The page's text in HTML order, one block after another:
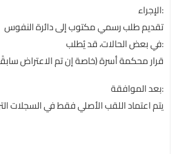
الإجراء:
تقديم طلب رسمي مكتوب إلى دائرة النفوس
في بعض الحالات، قد يُطلب:
قرار محكمة أسرة (خاصة إن تم الاعتراض
بعد الموافقة:
يتم اعتماد اللقب الأصلي فقط في السجلات